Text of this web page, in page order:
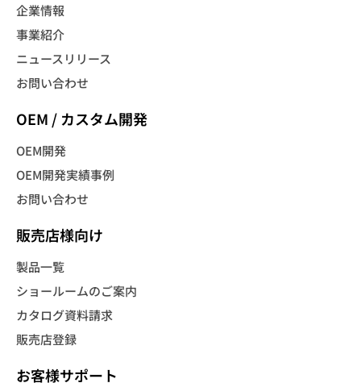
企業情報
事業紹介
ニュースリリース
お問い合わせ
OEM / カスタム開発
OEM開発
OEM開発実績事例
お問い合わせ
販売店様向け
製品一覧
ショールームのご案内
カタログ資料請求
販売店登録
お客様サポート